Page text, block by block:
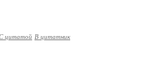
цитатой В цитатник